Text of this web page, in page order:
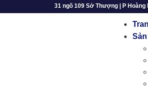
31 ngõ 109 Sở Thượng | P Hoàng